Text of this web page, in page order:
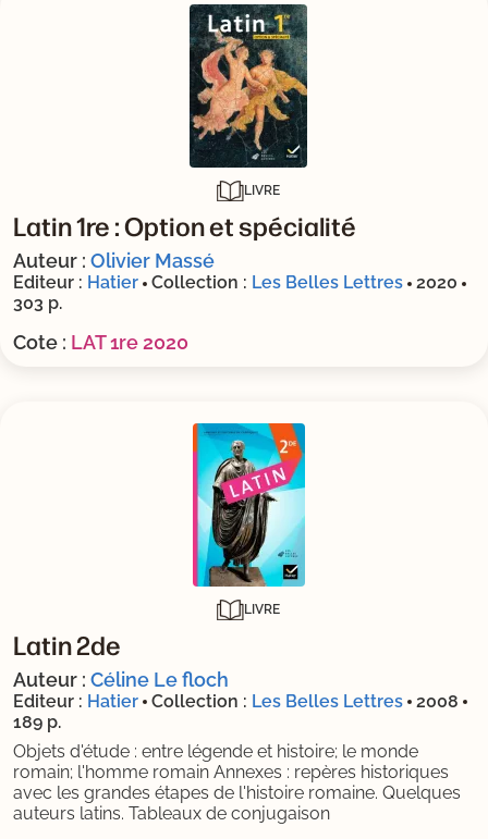
LIVRE
Latin 1re : Option et spécialité
Auteur : Olivier Massé
Editeur : Hatier Collection : Les Belles Lettres
2020
303 p.
Cote : LAT 1re 2020
LIVRE
Latin 2de
Auteur : Céline Le floch
Editeur : Hatier Collection : Les Belles Lettres
2008
189 p.
Objets d'étude : entre légende et histoire; le monde
romain; l'homme romain Annexes : repères historiques
avec les grandes étapes de l'histoire romaine. Quelques
auteurs latins. Tableaux de conjugaison